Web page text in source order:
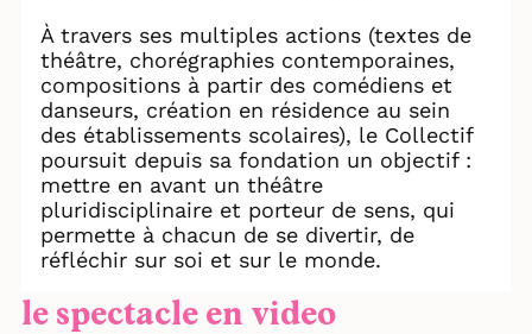
À travers ses multiples actions (textes de
théâtre, chorégraphies contemporaines,
compositions à partir des comédiens et
danseurs, création en résidence au sein
des établissements scolaires), le Collectif
poursuit depuis sa fondation un objectif :
mettre en avant un théâtre
pluridisciplinaire et porteur de sens, qui
permette à chacun de se divertir, de
réfléchir sur soi et sur le monde.
le spectacle en video